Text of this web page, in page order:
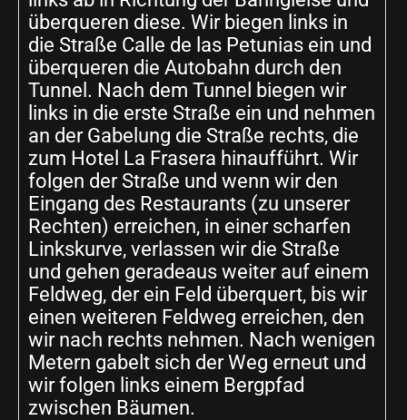
überqueren diese. Wir biegen links in
die Straße Calle de las Petunias ein und
überqueren die Autobahn durch den
Tunnel. Nach dem Tunnel biegen wir
links in die erste Straße ein und nehmen
an der Gabelung die Straße rechts, die
zum Hotel La Frasera hinaufführt. Wir
folgen der Straße und wenn wir den
Eingang des Restaurants (zu unserer
Rechten) erreichen, in einer scharfen
Linkskurve, verlassen wir die Straße
und gehen geradeaus weiter auf einem
Feldweg, der ein Feld überquert, bis wir
einen weiteren Feldweg erreichen, den
wir nach rechts nehmen. Nach wenigen
Metern gabelt sich der Weg erneut und
wir folgen links einem Bergpfad
zwischen Bäumen.